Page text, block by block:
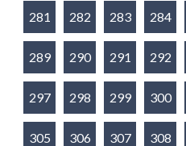
281 282 283 284
289 290 291 292
297 298 299 300
305 306 307 308